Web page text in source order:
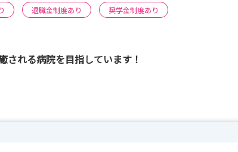
退職金制度あり 奨学金制度あり
される病院を目指しています！